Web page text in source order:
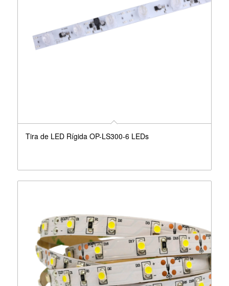
Tira de LED Rígida OP-LS300-6 LEDs